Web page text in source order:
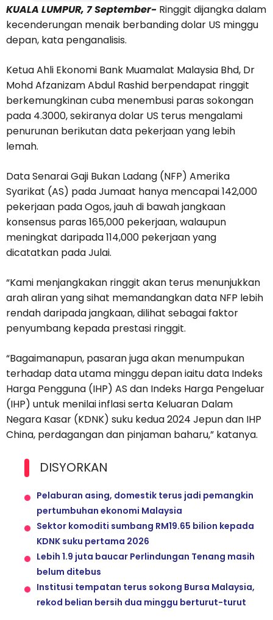
KUALA LUMPUR, 7 September- Ringgit dijangka dalam
kecenderungan menaik berbanding dolar US minggu
depan, kata penganalisis.
Ketua Ahli Ekonomi Bank Muamalat Malaysia Bhd, Dr
Mohd Afzanizam Abdul Rashid berpendapat ringgit
berkemungkinan cuba menembusi paras sokongan
pada 4.3000, sekiranya dolar US terus mengalami
penurunan berikutan data pekerjaan yang lebih
lemah.
Data Senarai Gaji Bukan Ladang (NFP) Amerika
Syarikat (AS) pada Jumaat hanya mencapai 142,000
pekerjaan pada Ogos, jauh di bawah jangkaan
konsensus paras 165,000 pekerjaan, walaupun
meningkat daripada 114,000 pekerjaan yang
dicatatkan pada Julai.
“Kami menjangkakan ringgit akan terus menunjukkan
arah aliran yang sihat memandangkan data NFP lebih
rendah daripada jangkaan, dilihat sebagai faktor
penyumbang kepada prestasi ringgit.
“Bagaimanapun, pasaran juga akan menumpukan
terhadap data utama minggu depan iaitu data Indeks
Harga Pengguna (IHP) AS dan Indeks Harga Pengeluar
(IHP) untuk menilai inflasi serta Keluaran Dalam
Negara Kasar (KDNK) suku kedua 2024 Jepun dan IHP
China, perdagangan dan pinjaman baharu,” katanya.
DISYORKAN
Pelaburan asing, domestik terus jadi pemangkin
pertumbuhan ekonomi Malaysia
Sektor komoditi sumbang RM19.65 bilion kepada
KDNK suku pertama 2026
Lebih 1.9 juta baucar Perlindungan Tenang masih
belum ditebus
Institusi tempatan terus sokong Bursa Malaysia,
rekod belian bersih dua minggu berturut-turut